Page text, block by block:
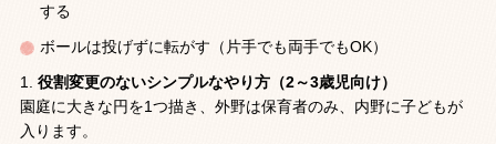
する
ボールは投げずに転がす（片手でも両手でもOK）
役割変更のないシンプルなやり方（2～3歳児向け）
園庭に大きな円を1つ描き、外野は保育者のみ、内野に子どもが
入ります。